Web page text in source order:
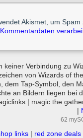
Akismet, um Spam
keiner Verbindung zu
von Wizards of
dem Tap-Symbol, den
an Bildern liegen bei
| magic the
|
62
links | red zone deals